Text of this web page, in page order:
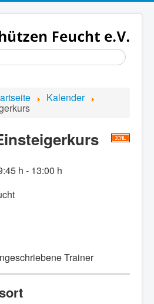
Kalender
h - 13:00 h
Trainer